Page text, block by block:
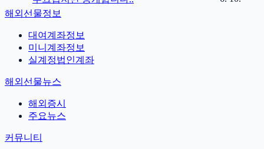
해외선물정보
대여계좌정보
미니계좌정보
실계정법인계좌
해외선물뉴스
해외증시
주요뉴스
커뮤니티